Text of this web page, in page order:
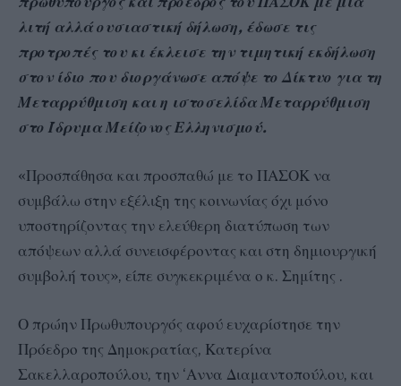
λιτή αλλά ουσιαστική δήλωση, έδωσε τις
προτροπές του κι έκλεισε την τιμητική εκδήλωση
στον ίδιο που διοργάνωσε απόψε το Δίκτυο για τη
Μεταρρύθμιση και η ιστοσελίδα Μεταρρύθμιση
στο Ίδρυμα Μείζονος Ελληνισμού.
«Προσπάθησα και προσπαθώ με το ΠΑΣΟΚ να
συμβάλω στην εξέλιξη της κοινωνίας όχι μόνο
υποστηρίζοντας την ελεύθερη διατύπωση των
απόψεων αλλά συνεισφέροντας και στη δημιουργική
συμβολή τους», είπε συγκεκριμένα ο κ. Σημίτης .
Ο πρώην Πρωθυπουργός αφού ευχαρίστησε την
Πρόεδρο της Δημοκρατίας, Κατερίνα
Σακελλαροπούλου, την ‘Αννα Διαμαντοπούλου, και